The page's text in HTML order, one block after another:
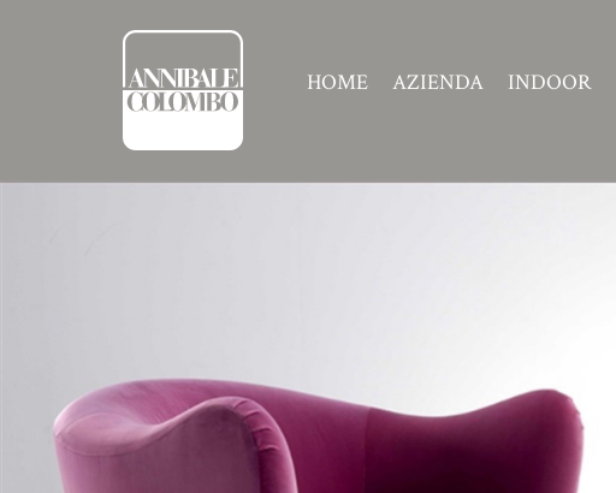
HOME AZIENDA INDOOR